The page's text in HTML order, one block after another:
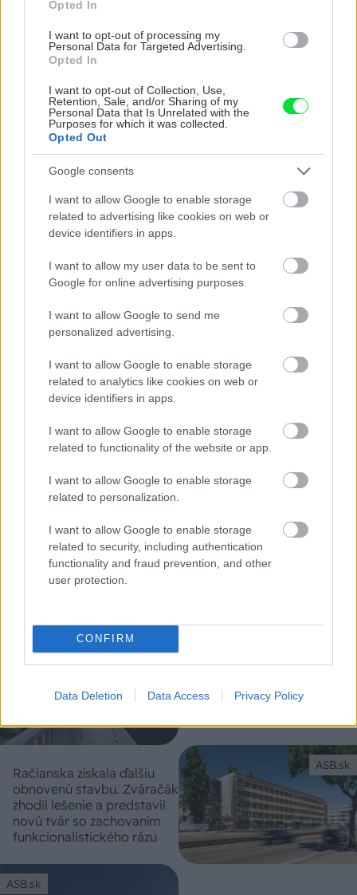
Opted In
I want to opt-out of processing my
Personal Data for Targeted Advertising.
Opted In
I want to opt-out of Collection, Use,
Retention, Sale, and/or Sharing of my
Personal Data that Is Unrelated with the
Purposes for which it was collected.
Opted Out
Google consents
I want to allow Google to enable storage
related to advertising like cookies on web or
device identifiers in apps.
I want to allow my user data to be sent to
Google for online advertising purposes.
I want to allow Google to send me
personalized advertising.
I want to allow Google to enable storage
related to analytics like cookies on web or
device identifiers in apps.
I want to allow Google to enable storage
related to functionality of the website or app.
I want to allow Google to enable storage
related to personalization.
I want to allow Google to enable storage
related to security, including authentication
functionality and fraud prevention, and other
user protection.
CONFIRM
Data Deletion Data Access Privacy Policy
Ako si v záhrade zhotoviť
Majster roka
Svojpomocne vyrobená
fínska sauna pri dome
Majster roka
Záhradný domček na
techniku svojpomocne
Dvor a záhrada
plochy
Ako vyrobiť veselú vtáčiu
búdku z odpadového dreva
Rekonštrukcia Bierovských
Trenčíne sprístupnia
ASB.sk
Račianska získala ďalšiu
obnovenú stavbu. Zváračák
zhodil lešenie a predstavil
novú tvár so zachovaním
funkcionalistického rázu
ASB.sk